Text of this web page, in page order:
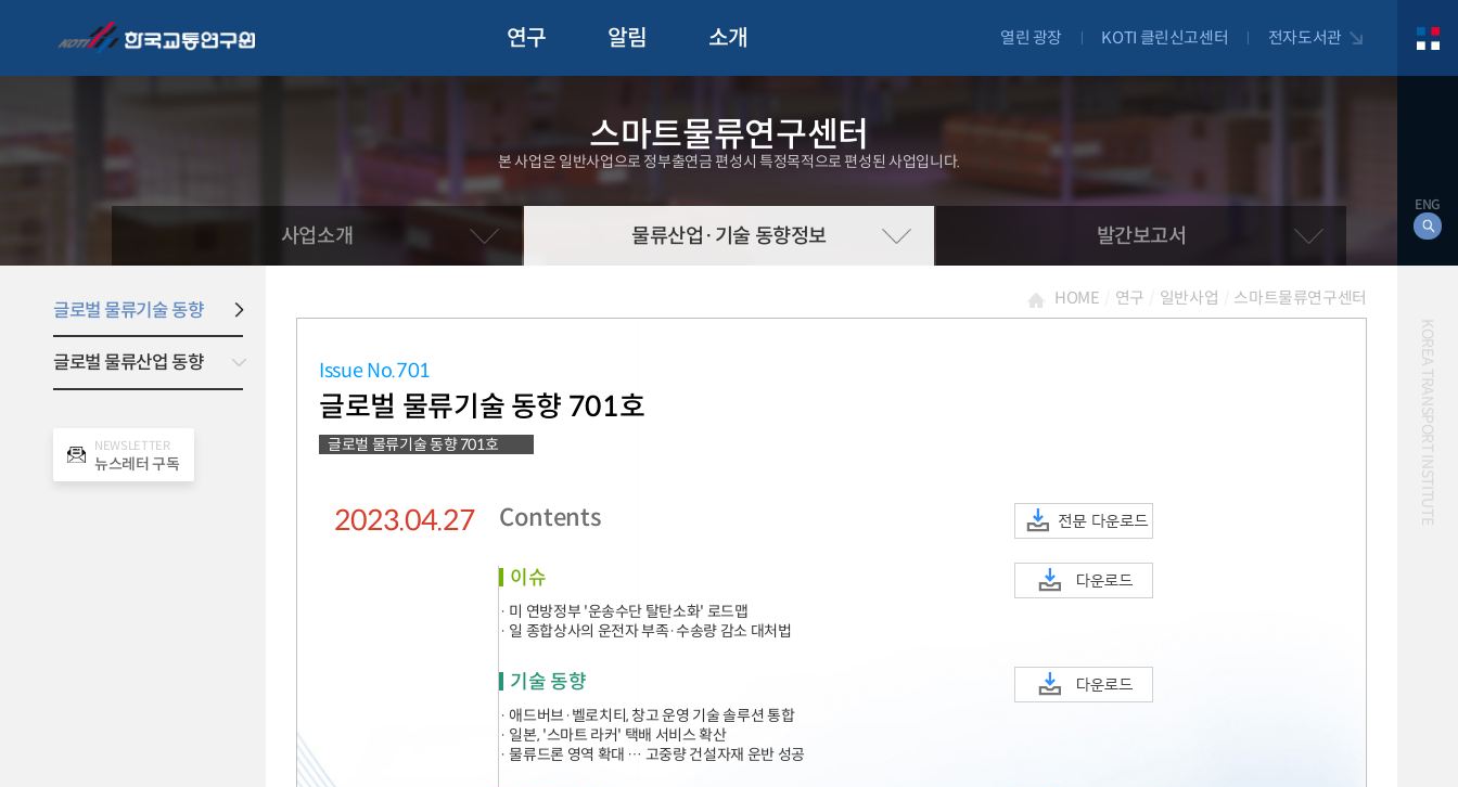
연구 알림 소개 열린 광장 KOTI 클린신고센터 전자도서관
스마트물류연구센터
본 사업은 일반사업으로 정부출연금 편성시 특정목적으로 편성된 사업입니다.
사업소개 물류산업·기술 동향정보 발간보고서
글로벌 물류기술 동향
글로벌 물류산업 동향
NEWSLETTER
뉴스레터 구독
HOME 연구 일반사업 스마트물류연구센터
Issue No.701
글로벌 물류기술 동향 701호
글로벌 물류기술 동향 701호
2023.04.27 Contents
이슈
· 미 연방정부 '운송수단 탈탄소화' 로드맵
· 일 종합상사의 운전자 부족·수송량 감소 대처법
기술 동향
· 애드버브·벨로치티, 창고 운영 기술 솔루션 통합
· 일본, '스마트 라커' 택배 서비스 확산
· 물류드론 영역 확대 … 고중량 건설자재 운반 성공
ENG
KOREA TRANSPORT INSTITUTE
교통혼잡비용
일반사업보고서
2024년 국가교통조사 및
분석 요약보고서
사회경제지표
2024.12.31